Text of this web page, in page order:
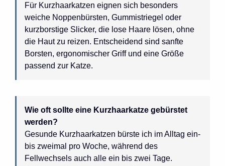
Für Kurzhaarkatzen eignen sich besonders
weiche Noppenbürsten, Gummistriegel oder
kurzborstige Slicker, die lose Haare lösen, ohne
die Haut zu reizen. Entscheidend sind sanfte
Borsten, ergonomischer Griff und eine Größe
passend zur Katze.
Wie oft sollte eine Kurzhaarkatze gebürstet
werden?
Gesunde Kurzhaarkatzen bürste ich im Alltag ein-
bis zweimal pro Woche, während des
Fellwechsels auch alle ein bis zwei Tage.